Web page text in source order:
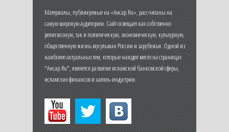
Материалы, публикуемые на «Ансар.Ru», рассчитаны на
самую широкую аудиторию. Сайт освещает как собственно
религиозную, так и политическую, экономическую, культурную,
общественную жизнь мусульман России и зарубежья. Одной из
наиболее актуальных тем, которые находят место на страницах
"Ансар.Ru", является развитие исламской банковской сферы,
исламских финансов и халяль-индустрии.